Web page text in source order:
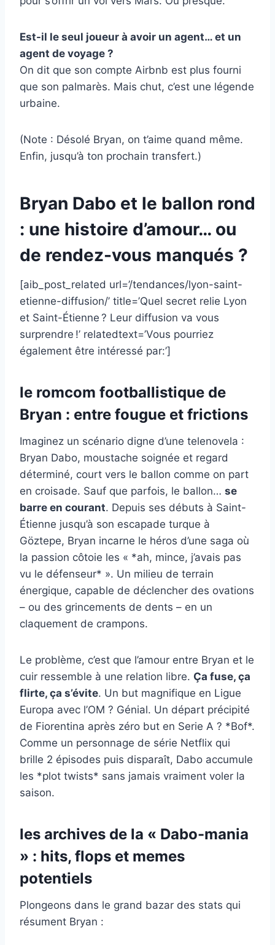
Est-il le seul joueur à avoir un agent… et un
agent de voyage ?
On dit que son compte Airbnb est plus fourni
que son palmarès. Mais chut, c’est une légende
urbaine.
(Note : Désolé Bryan, on t’aime quand même.
Enfin, jusqu’à ton prochain transfert.)
Bryan Dabo et le ballon rond
: une histoire d’amour… ou
de rendez-vous manqués ?
[aib_post_related url=’/tendances/lyon-saint-
etienne-diffusion/’ title=’Quel secret relie Lyon
et Saint-Étienne ? Leur diffusion va vous
surprendre !’ relatedtext=’Vous pourriez
également être intéressé par:’]
le romcom footballistique de
Bryan : entre fougue et frictions
Imaginez un scénario digne d’une telenovela :
Bryan Dabo, moustache soignée et regard
déterminé, court vers le ballon comme on part
en croisade. Sauf que parfois, le ballon… se
barre en courant. Depuis ses débuts à Saint-
Étienne jusqu’à son escapade turque à
Göztepe, Bryan incarne le héros d’une saga où
la passion côtoie les « *ah, mince, j’avais pas
vu le défenseur* ». Un milieu de terrain
énergique, capable de déclencher des ovations
– ou des grincements de dents – en un
claquement de crampons.
Le problème, c’est que l’amour entre Bryan et le
cuir ressemble à une relation libre. Ça fuse, ça
flirte, ça s’évite. Un but magnifique en Ligue
Europa avec l’OM ? Génial. Un départ précipité
de Fiorentina après zéro but en Serie A ? *Bof*.
Comme un personnage de série Netflix qui
brille 2 épisodes puis disparaît, Dabo accumule
les *plot twists* sans jamais vraiment voler la
saison.
les archives de la « Dabo-mania
» : hits, flops et memes
potentiels
Plongeons dans le grand bazar des stats qui
résument Bryan :